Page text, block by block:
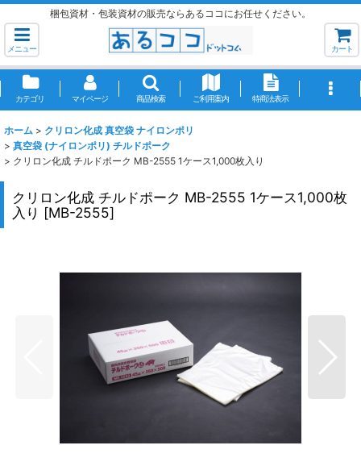
梱包資材・包装資材の販売ならあるココにお任せください。
メニュー カート
カテゴリ マイページ 商品検索 ご利用案内 特商法表示
ホーム > クリロン化成 真空袋 ナイロンポリ
> 真空袋 (ナイロンポリ) チルドポーク
> クリロン化成 チルドポーク MB-2555 1ケース1,000枚入り
クリロン化成 チルドポーク MB-2555 1ケース1,000枚
入り [MB-2555]